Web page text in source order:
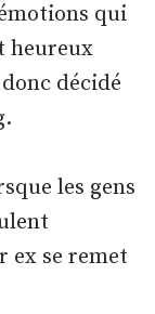
qui
heureux
décidé
les gens
ex se remet